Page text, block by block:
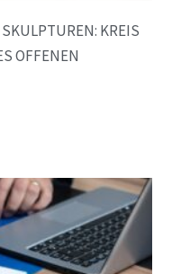
KREIS
OFFENEN